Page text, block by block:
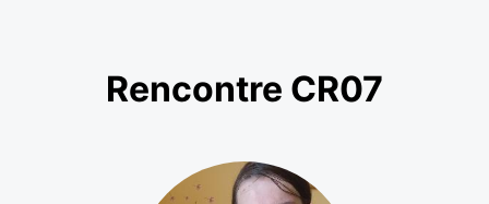
Rencontre CR07